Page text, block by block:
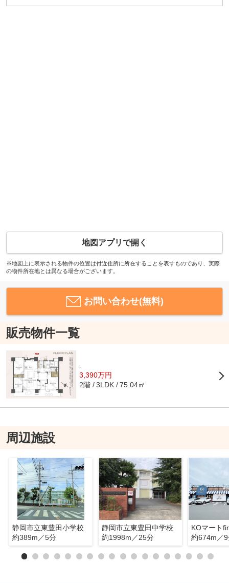
地図アプリで開く
※地図上に表示される物件の位置は付近住所に所在することを表すものであり、実際
の物件所在地とは異なる場合がございます。
お問い合わせ(無料)
販売物件一覧
-
3,390万円
2階 3LDK 75.04㎡
周辺施設
静岡市立東豊田小学校
約389m／5分
静岡市立東豊田中学校
約1998m／25分
KOマート
約674m／